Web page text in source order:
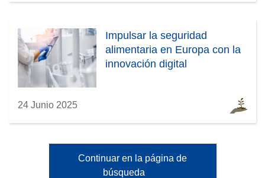
Impulsar la seguridad
alimentaria en Europa con la
innovación digital
24 Junio 2025
Continuar en la página de
búsqueda